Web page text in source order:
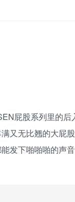
屁股系列里的
又无比翘的大屁
发下啪啪啪的声